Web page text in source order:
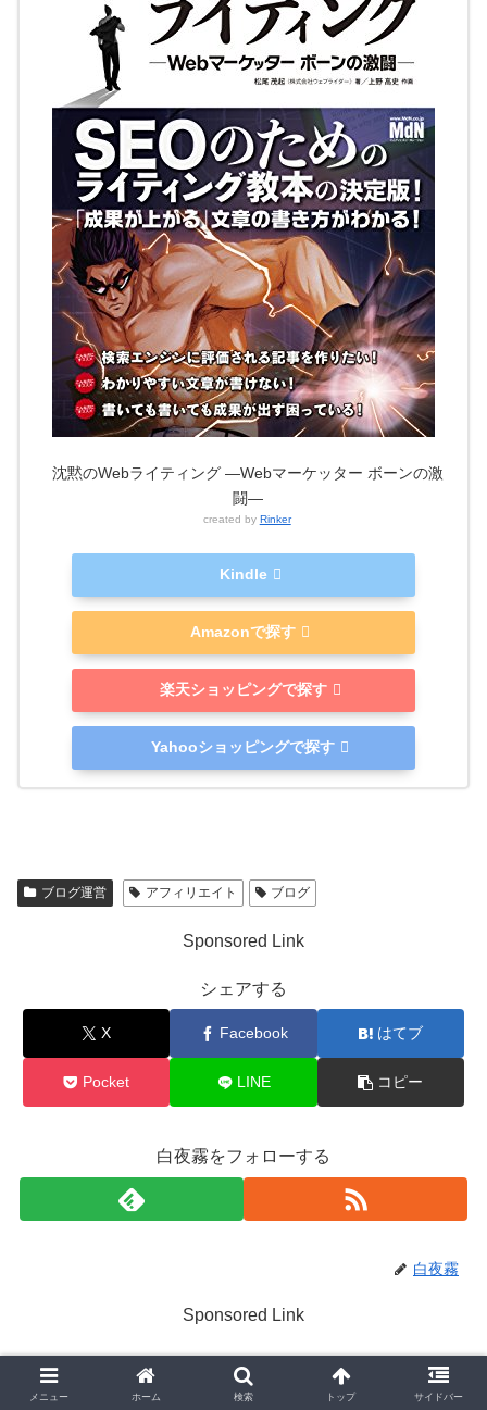
沈黙のWebライティング —Webマーケッター ボーンの激
闘—
created by Rinker
Kindle
Amazonで探す
楽天ショッピングで探す
Yahooショッピングで探す
ブログ運営 アフィリエイト ブログ
Sponsored Link
シェアする
X Facebook はてブ
Pocket LINE コピー
白夜霧をフォローする
白夜霧
Sponsored Link
メニュー ホーム 検索 トップ サイドバー